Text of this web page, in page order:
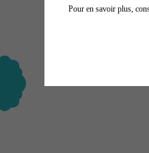
Pour en savoir plus,